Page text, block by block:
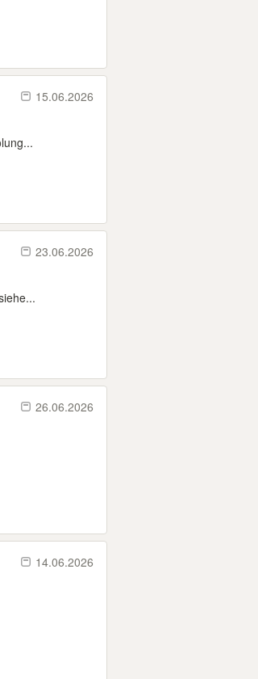
15.06.2026
23.06.2026
26.06.2026
14.06.2026